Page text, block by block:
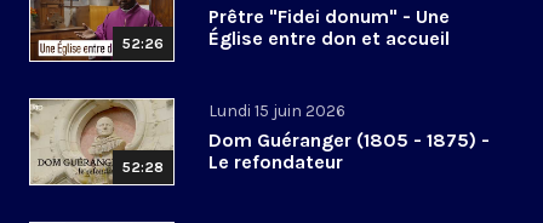
52:26
Prêtre "Fidei donum" - Une
Église entre don et accueil
52:28
Lundi 15 juin 2026
Dom Guéranger (1805 - 1875) -
Le refondateur